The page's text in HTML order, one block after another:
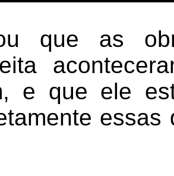
que as
e que ele
essas